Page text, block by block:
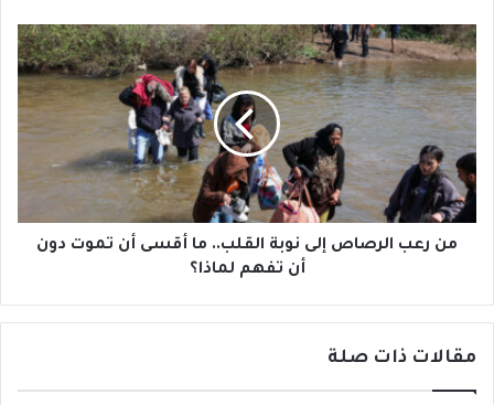
ع
ل
ا
ن
ا
ل
د
س
.
ص
م
ن
ر
ع
ب
ا
ل
ر
ص
ن
من رعب الرصاص إلى نوبة القلب.. ما أقسى أن تموت دون
أن تفهم لماذا؟
مقالات ذات صلة